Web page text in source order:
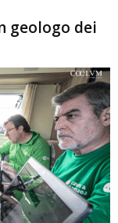
geologo dei